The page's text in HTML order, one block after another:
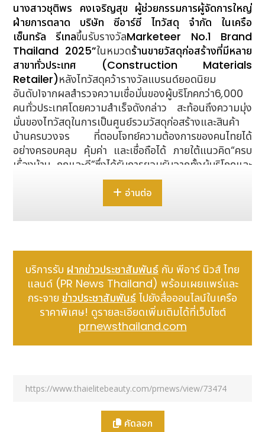
นางสาวชุติพร คงเจริญสุข ผู้ช่วยกรรมการผู้จัดการใหญ่
ฝ่ายการตลาด บริษัท ซีอาร์ซี ไทวัสดุ จำกัด ในเครือ
เซ็นทรัล รีเทลขึ้นรับรางวัลMarketeer No.1 Brand
Thailand 2025”ในหมวดร้านขายวัสดุก่อสร้างที่มีหลาย
สาขาทั่วประเทศ (Construction Materials
Retailer)หลังไทวัสดุคว้ารางวัลแบรนด์ยอดนิยม
อันดับ1จากผลสำรวจความเชื่อมั่นของผู้บริโภคกว่า6,000
คนทั่วประเทศโดยความสำเร็จดังกล่าว สะท้อนถึงความมุ่ง
มั่นของไทวัสดุในการเป็นศูนย์รวมวัสดุก่อสร้างและสินค้า
บ้านครบวงจร ที่ตอบโจทย์ความต้องการของคนไทยได้
อย่างครอบคลุม คุ้มค่า และเชื่อถือได้ ภายใต้แนวคิด“ครบ
เรื่องบ้าน ถูกและดี”ซึ่งได้รับการยอมรับจากทั้งผู้บริโภคและ
พันธมิตรทางธุรกิจอย่างต่อเนื่อง รางวัลที่ได้รับจึงถือเป็น
อีกหนึ่งหมุดหมายสำคัญที่ตอกย้ำความไว้วางใจ พร้อม
ผลักดันแบรนด์ก้าวสู่การพัฒนาสินค้า บริการ และ
ประสบการณ์ลูกค้าให้ดียิ่งขึ้นอย่างไม่หยุดยั้ง ณ โรงแรม
อ่านต่อ
บริการรับ ฝากข่าวประชาสัมพันธ์ กับ พีอาร์ นิวส์ ไทย
แลนด์ (PR News Thailand) พร้อมเผยแพร่และ
กระจาย ข่าวประชาสัมพันธ์ ไปยังสื่อออนไลน์ในเครือ
ราคาพิเศษ! ดูรายละเอียดเพิ่มเติมได้ที่เว็บไซต์
prnewsthailand.com
คัดลอก